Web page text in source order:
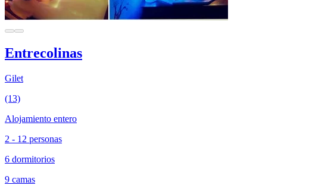
Entrecolinas
Gilet
(13)
Alojamiento entero
2 - 12 personas
6 dormitorios
9 camas